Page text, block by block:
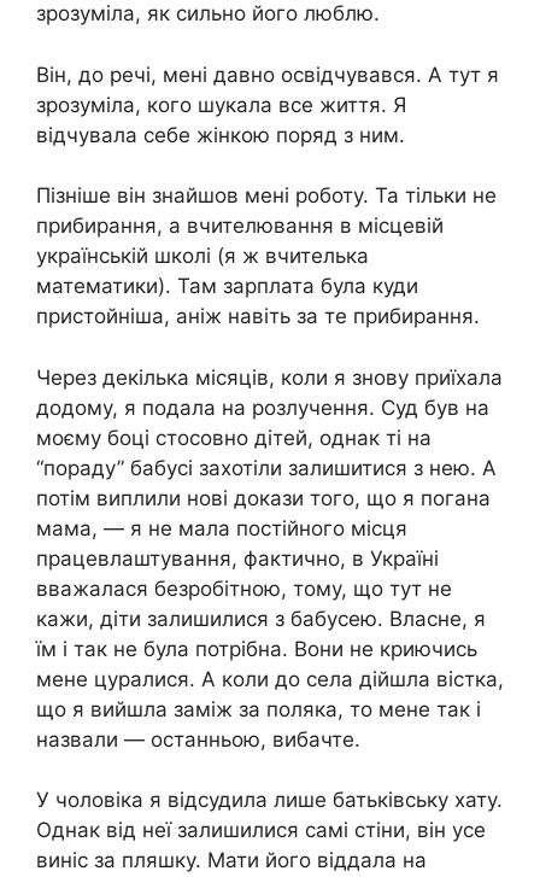
зрозуміла, як сильно його люблю.
Він, до речі, мені давно освідчувався. А тут я
зрозуміла, кого шукала все життя. Я
відчувала себе жінкою поряд з ним.
Пізніше він знайшов мені роботу. Та тільки не
прибирання, а вчителювання в місцевій
українській школі (я ж вчителька
математики). Там зарплата була куди
пристойніша, аніж навіть за те прибирання.
Через декілька місяців, коли я знову приїхала
додому, я подала на розлучення. Суд був на
моєму боці стосовно дітей, однак ті на
“пораду” бабусі захотіли залишитися з нею. А
потім виплили нові докази того, що я погана
мама, — я не мала постійного місця
працевлаштування, фактично, в Україні
вважалася безробітною, тому, що тут не
кажи, діти залишилися з бабусею. Власне, я
їм і так не була потрібна. Вони не криючись
мене цуралися. А коли до села дійшла вістка,
що я вийшла заміж за поляка, то мене так і
назвали — останньою, вибачте.
У чоловіка я відсудила лише батьківську хату.
Однак від неї залишилися самі стіни, він усе
виніс за пляшку. Мати його віддала на